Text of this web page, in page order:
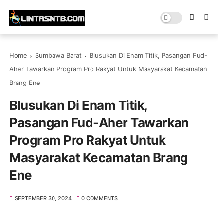
Home Sumbawa Barat
Blusukan Di Enam Titik, Pasangan Fud-
Aher Tawarkan Program Pro Rakyat Untuk Masyarakat Kecamatan
Brang Ene
Blusukan Di Enam Titik,
Pasangan Fud-Aher Tawarkan
Program Pro Rakyat Untuk
Masyarakat Kecamatan Brang
Ene
SEPTEMBER 30, 2024 0 COMMENTS